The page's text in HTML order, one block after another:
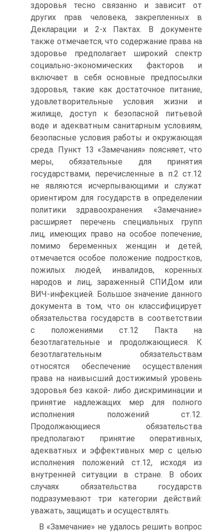
здоровья тесно связанно и зависит от
других прав человека, закрепленных в
Декларации и 2-х Пактах. В документе
также отмечается, что содержание права на
здоровье предполагает широкий спектр
социально-экономических факторов и
включает в себя основные предпосылки
здоровья, такие как достаточное питание,
удовлетворительные условия жизни и
жилище, доступ к безопасной питьевой
воде и адекватным санитарным условиям,
безопасные условия работы и окружающая
среда. Пункт 13 «Замечания» поясняет, что
меры, обязательные для принятия
государствами, перечисленные в п.2 ст.12
не являются исчерпывающими и служат
ориентиром для государств в определении
политики здравоохранения. «Замечание»
расширяет перечень специальных групп
лиц, имеющих право на особое попечение,
помимо беременных женщин и детей,
отмечается особое положение подростков,
пожилых людей, инвалидов, коренных
народов и лиц, зараженный СПИДом или
ВИЧ-инфекцией. Большое значение данного
документа в том, что он классифицирует
обязательства государств в соответствии
с положениями ст.12 Пакта на
безотлагательные и продолжающиеся. К
безотлагательным обязательствам
относятся обеспечение осуществления
права на наивысший достижимый уровень
здоровья без какой- либо дискриминации и
принятие надлежащих мер для полного
исполнения положений ст.12.
Продолжающиеся обязательства
предполагают принятие оперативных,
адекватных и эффективных мер с целью
исполнения положений ст.12, исходя из
внутренней ситуации в стране. В обоих
случаях обязательства государств
подразумевают три категории действий:
уважать, защищать и осуществлять.
В «Замечание» не удалось решить вопрос